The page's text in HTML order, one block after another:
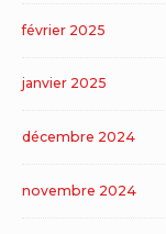
février 2025
janvier 2025
décembre 2024
novembre 2024